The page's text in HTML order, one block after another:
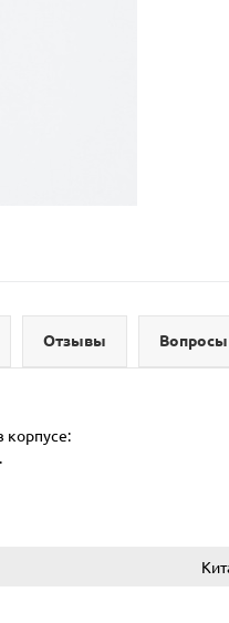
Отзывы Вопросы
корпусе: